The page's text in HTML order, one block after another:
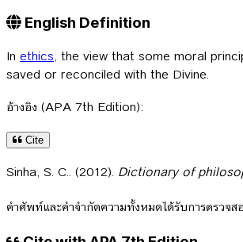
English Definition
In ethics, the view that some moral
saved or reconciled with the Divine.
อ้างอิง (APA 7th Edition):
Cite
Sinha, S. C.. (2012). Dictionary of
คำศัพท์และคำจำกัดความทั้งหมดได้รับการตรว